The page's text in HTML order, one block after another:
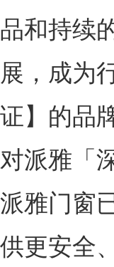
品和持续
展，成为
证】的品
对派雅「
派雅门窗
供更安全